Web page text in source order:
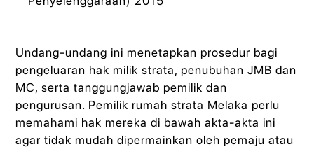
Undang-undang ini menetapkan prosedur bagi
pengeluaran hak milik strata, penubuhan JMB dan
MC, serta tanggungjawab pemilik dan
pengurusan. Pemilik rumah strata Melaka perlu
memahami hak mereka di bawah akta-akta ini
agar tidak mudah dipermainkan oleh pemaju atau